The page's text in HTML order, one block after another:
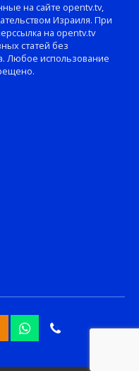
на сайте opentv.tv,
Израиля. При
на opentv.tv
статей без
Любое использование